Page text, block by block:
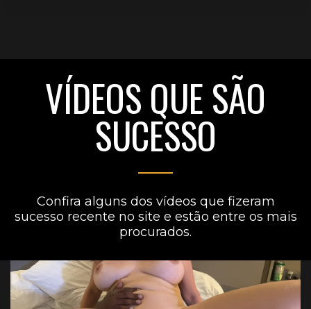
VÍDEOS QUE SÃO
SUCESSO
Confira alguns dos vídeos que fizeram
sucesso recente no site e estão entre os mais
procurados.